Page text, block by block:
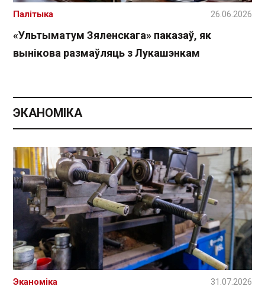
«Ультыматум Зяленскага» паказаў, як
вынікова размаўляць з Лукашэнкам
Палітыка 26.06.2026
ЭКАНОМІКА
Эканоміка 31.07.2026